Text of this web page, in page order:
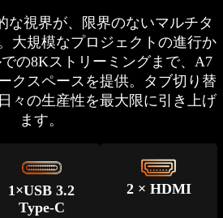
1×USB 3.2
Type-C
2 × HDMI
な視界が、限界のないマルチタ
大規模なプロジェクトの進行か
の8Kストリーミングまで、A7
クスペースを提供。タブ切り替
々の生産性を最大限に引き上げ
ます。